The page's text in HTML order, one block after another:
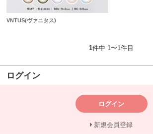
VNTUS(ヴァニタス)
1件中 1〜1件目
ログイン
ログイン
新規会員登録